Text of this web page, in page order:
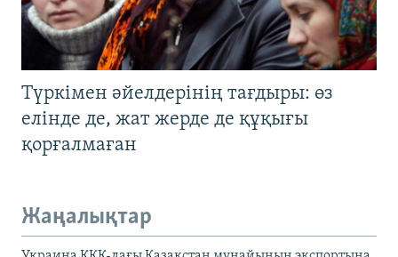
Түркімен әйелдерінің тағдыры: өз
елінде де, жат жерде де құқығы
қорғалмаған
Жаңалықтар